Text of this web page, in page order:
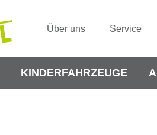
Über uns Service
KINDERFAHRZEUGE